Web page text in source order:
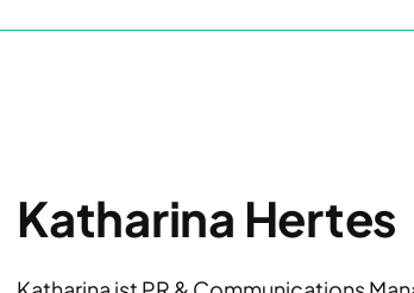
Katharina Hertes